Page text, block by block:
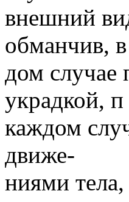
внешний
обманчив,
дом случае
украдкой, п
каждом
движе-
ниями